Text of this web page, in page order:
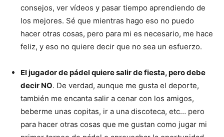
consejos, ver vídeos y pasar tiempo aprendiendo de
los mejores. Sé que mientras hago eso no puedo
hacer otras cosas, pero para mi es necesario, me hace
feliz, y eso no quiere decir que no sea un esfuerzo.
El jugador de pádel quiere salir de fiesta, pero debe
decir NO. De verdad, aunque me gusta el deporte,
también me encanta salir a cenar con los amigos,
beberme unas copitas, ir a una discoteca, etc… pero
para hacer otras cosas que me gustan como jugar mi